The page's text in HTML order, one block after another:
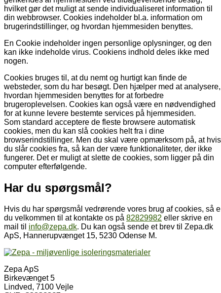
hvilket gør det muligt at sende individualiseret information til
din webbrowser. Cookies indeholder bl.a. information om
brugerindstillinger, og hvordan hjemmesiden benyttes.
En Cookie indeholder ingen personlige oplysninger, og den
kan ikke indeholde virus. Cookiens indhold deles ikke med
nogen.
Cookies bruges til, at du nemt og hurtigt kan finde de
websteder, som du har besøgt. Den hjælper med at analysere,
hvordan hjemmesiden benyttes for at forbedre
brugeroplevelsen. Cookies kan også være en nødvendighed
for at kunne levere bestemte services på hjemmesiden.
Som standard acceptere de fleste browsere automatisk
cookies, men du kan slå cookies helt fra i dine
browserindstillinger. Men du skal være opmærksom på, at hvis
du slår cookies fra, så kan der være funktionaliteter, der ikke
fungerer. Det er muligt at slette de cookies, som ligger på din
computer efterfølgende.
Har du spørgsmål?
Hvis du har spørgsmål vedrørende vores brug af cookies, så
du velkommen til at kontakte os på 82829982 eller skrive en
mail til info@zepa.dk. Du kan også sende et brev til Zepa.dk
ApS, Hannerupvænget 15, 5230 Odense M.
Zepa ApS
Birkevænget 5
Lindved, 7100 Vejle